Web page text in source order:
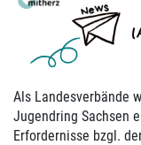
Als Landesverbände
Jugendring Sachsen
Erfordernisse bzgl.